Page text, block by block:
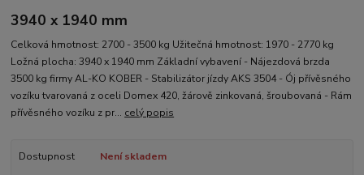
3940 x 1940 mm
Celková hmotnost: 2700 - 3500 kg Užitečná hmotnost: 1970 - 2770 kg
Ložná plocha: 3940 x 1940 mm Základní vybavení - Nájezdová brzda
3500 kg firmy AL-KO KOBER - Stabilizátor jízdy AKS 3504 - Ój přívěsného
vozíku tvarovaná z oceli Domex 420, žárově zinkovaná, šroubovaná - Rám
přívěsného vozíku z pr... celý popis
Dostupnost Není skladem